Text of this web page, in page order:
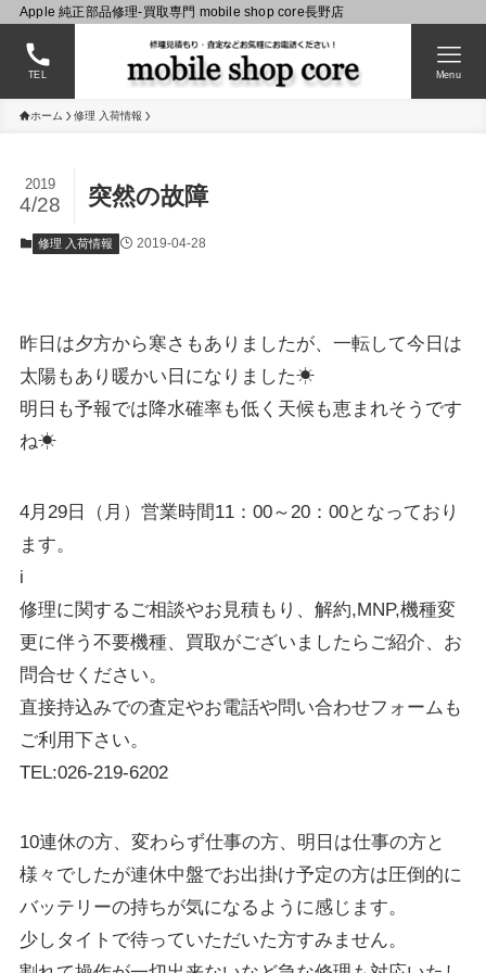
Apple 純正部品修理-買取専門 mobile shop core長野店
TEL Menu
ホーム 修理 入荷情報
突然の故障
2019
4/28
修理 入荷情報 2019-04-28
昨日は夕方から寒さもありましたが、一転して今日は
太陽もあり暖かい日になりました☀
明日も予報では降水確率も低く天候も恵まれそうです
ね☀
4月29日（月）営業時間11：00～20：00となっており
ます。
i
修理に関するご相談やお見積もり、解約,MNP,機種変
更に伴う不要機種、買取がございましたらご紹介、お
問合せください。
直接持込みでの査定やお電話や問い合わせフォームも
ご利用下さい。
TEL:026-219-6202
10連休の方、変わらず仕事の方、明日は仕事の方と
様々でしたが連休中盤でお出掛け予定の方は圧倒的に
バッテリーの持ちが気になるように感じます。
少しタイトで待っていただいた方すみません。